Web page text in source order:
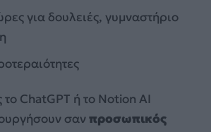
για δουλειές, γυμναστήριο
ChatGPT ή το Notion AI
σανπροσωπικός